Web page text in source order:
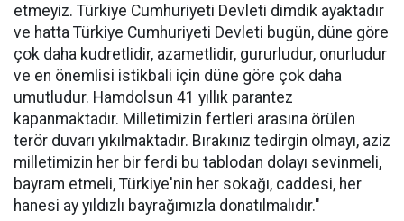
etmeyiz. Türkiye Cumhuriyeti Devleti dimdik ayaktadır
ve hatta Türkiye Cumhuriyeti Devleti bugün, düne göre
çok daha kudretlidir, azametlidir, gururludur, onurludur
ve en önemlisi istikbali için düne göre çok daha
umutludur. Hamdolsun 41 yıllık parantez
kapanmaktadır. Milletimizin fertleri arasına örülen
terör duvarı yıkılmaktadır. Bırakınız tedirgin olmayı, aziz
milletimizin her bir ferdi bu tablodan dolayı sevinmeli,
bayram etmeli, Türkiye'nin her sokağı, caddesi, her
hanesi ay yıldızlı bayrağımızla donatılmalıdır."